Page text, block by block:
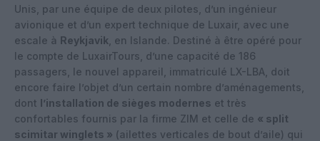
Unis, par une équipe de deux pilotes, d’un ingénieur
avionique et d’un expert technique de Luxair, avec une
escale à Reykjavik , en Islande. Destiné à être opéré pour
le compte de LuxairTours, d’une capacité de 186
passagers, le nouvel appareil, immatriculé LX-LBA, doit
encore faire l’objet d’un certain nombre d’aménagements,
dont l’installation de sièges modernes et très
confortables fournis par la firme ZIM et celle de « split
scimitar winglets » (ailettes verticales de bout d’aile) qui